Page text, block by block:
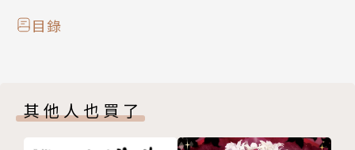
目錄
其他人也買了